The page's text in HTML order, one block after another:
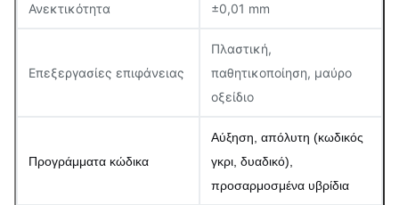
Ανεκτικότητα ±0,01 mm
Επεξεργασίες επιφάνειας
Πλαστική,
παθητικοποίηση, μαύρο
οξείδιο
Προγράμματα κώδικα
Αύξηση, απόλυτη (κωδικός
γκρι, δυαδικό),
προσαρμοσμένα υβρίδια